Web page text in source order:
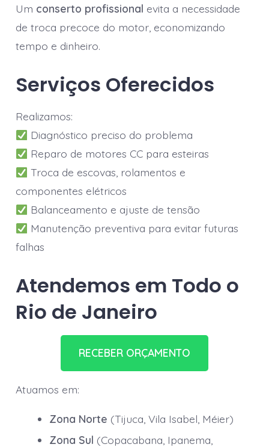
Um conserto profissional evita a necessidade
de troca precoce do motor, economizando
tempo e dinheiro.
Serviços Oferecidos
Realizamos:
Diagnóstico preciso do problema
Reparo de motores CC para esteiras
Troca de escovas, rolamentos e
componentes elétricos
Balanceamento e ajuste de tensão
Manutenção preventiva para evitar futuras
falhas
Atendemos em Todo o
Rio de Janeiro
RECEBER ORÇAMENTO
Atuamos em:
Zona Norte (Tijuca, Vila Isabel, Méier)
Zona Sul (Copacabana, Ipanema,